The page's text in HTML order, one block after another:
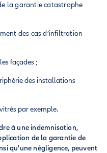
la garantie catastrophe
des cas d’infiltration
façades ;
des installations
par exemple.
à une indemnisation,
de la garantie de
qu'une négligence, peuvent